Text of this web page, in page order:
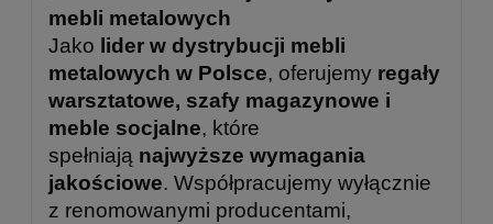
mebli metalowych
Jako lider w dystrybucji mebli
metalowych w Polsce, oferujemy regały
warsztatowe, szafy magazynowe i
meble socjalne, które
spełniają najwyższe wymagania
jakościowe. Współpracujemy wyłącznie
z renomowanymi producentami,